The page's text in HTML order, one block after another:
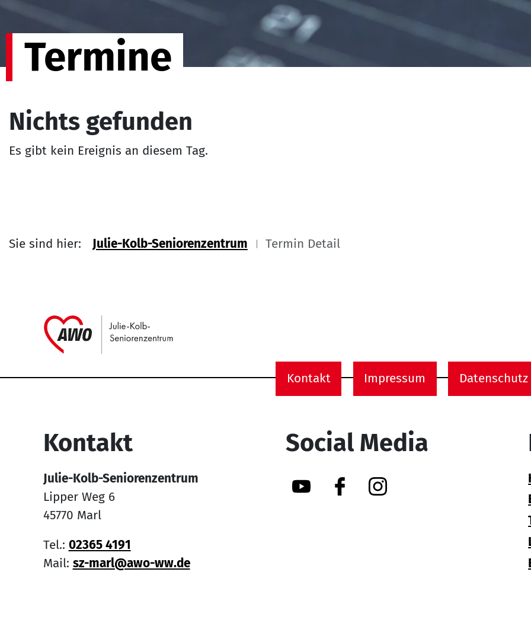
Termine
Nichts gefunden
Es gibt kein Ereignis an diesem Tag.
Sie sind hier: Julie-Kolb-Seniorenzentrum Termin Detail
Service Informationen
Kontakt Impressum Datenschutz
Kontakt
Julie-Kolb-Seniorenzentrum
Lipper Weg 6
45770 Marl
Tel.: 02365 4191
Mail: sz-marl@awo-ww.de
Social Media
YouTube FacebookInstagram